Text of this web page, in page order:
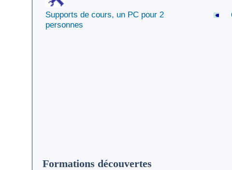
Supports de cours, un PC pour 2
personnes
Formations découvertes